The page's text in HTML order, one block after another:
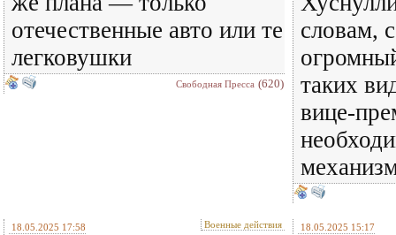
отечественные авто или те
легковушки
Свободная Пресса (620)
словам,
таких
вице-
18.05.2025 17:58 Военные действия 18.05.2025 15:17